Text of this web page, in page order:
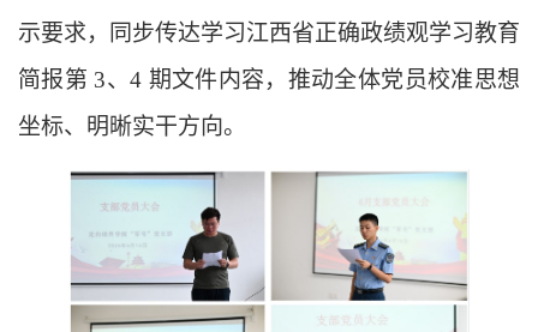
示要求，同步传达学习江西省正确政绩观学习教育
简报第 3、4 期文件内容，推动全体党员校准思想
坐标、明晰实干方向。